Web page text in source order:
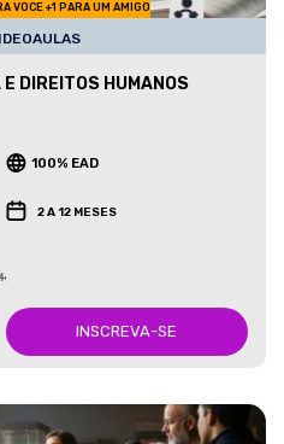
VOCE +1 PARA UM AMIGO
DIREITOS HUMANOS
100% EAD
2 A 12 MESES
INSCREVA-SE